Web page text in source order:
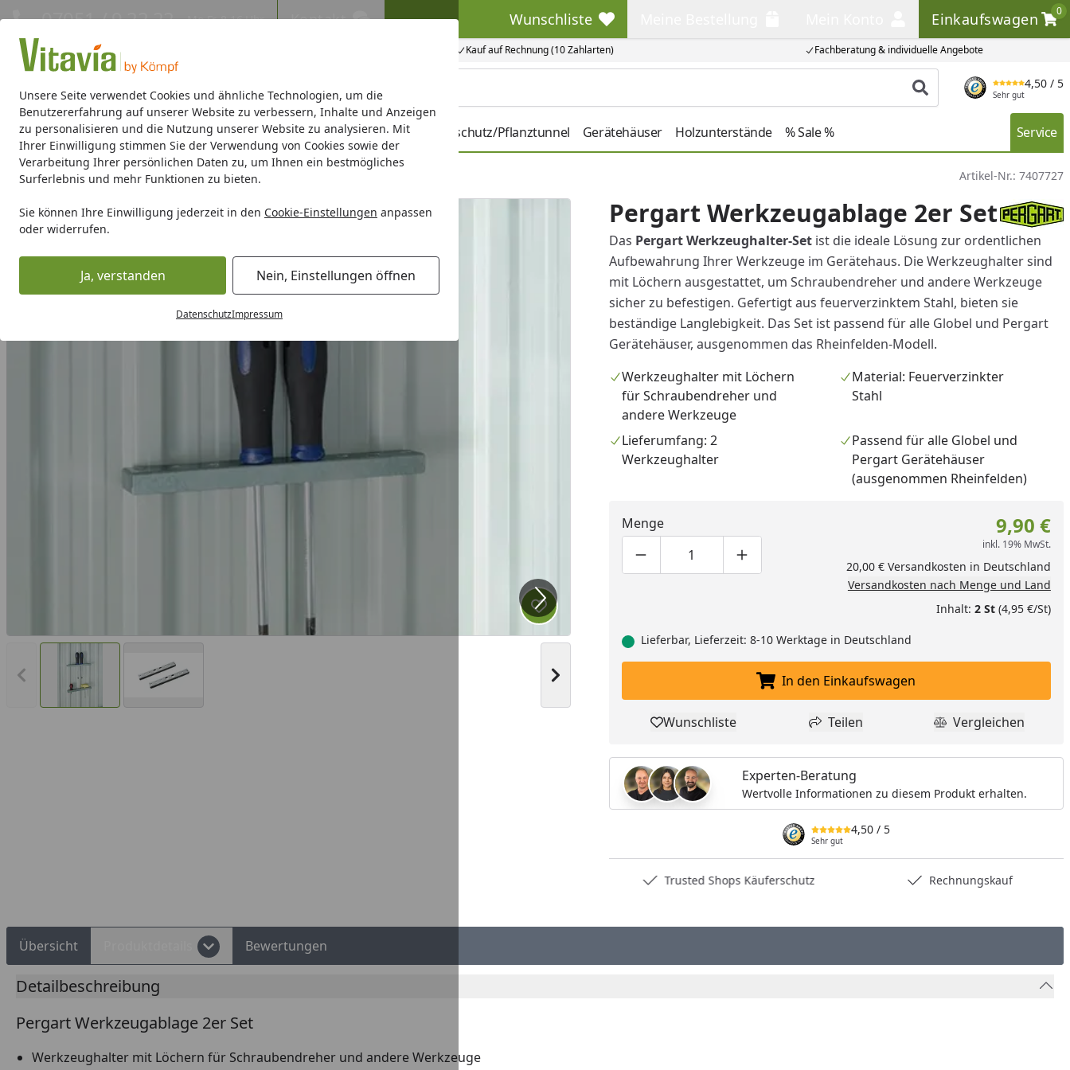
Unsere Seite verwendet Cookies und ähnliche Technologien, um die
Benutzererfahrung auf unserer Website zu verbessern, Inhalte und Anzeigen
zu personalisieren und die Nutzung unserer Website zu analysieren. Mit
Ihrer Einwilligung stimmen Sie der Verwendung von Cookies sowie der
Verarbeitung Ihrer persönlichen Daten zu, um Ihnen ein bestmögliches
Surferlebnis und mehr Funktionen zu bieten.
Sie können Ihre Einwilligung jederzeit in den Cookie-Einstellungen anpassen
oder widerrufen.
Ja, verstanden Nein, Einstellungen öffnen
DatenschutzImpressum
Kauf auf Rechnung (10 Zahlarten) Fachberatung & individuelle Angebote
07051 / 9 22 22 Mo-Fr. 8-16 Uhr Kontakt Wunschliste
Wunschliste Einkaufswagen
0
Einkaufswagen
Produkt suchen
4,50 / 5
Sehr gut
Gewächshäuser Gewächshaus-Zubehör Hochbeete/Frühbeete Pflanzenschutz/Pflanztunnel Gerätehäuser Holzunterstände % Sale % Service
Gerätehäuser Zubehör für Gerätehäuser Artikel-Nr.: 7407727
Vorheriges Bild anzeigen Nächstes Bild anzeigen
Produkt zur Wunschliste hinzufügen
Pergart Werkzeugablage 2er Set
Das Pergart Werkzeughalter-Setist die ideale Lösung zur ordentlichen
Aufbewahrung Ihrer Werkzeuge im Gerätehaus. Die Werkzeughalter sind
mit Löchern ausgestattet, um Schraubendreher und andere Werkzeuge
sicher zu befestigen. Gefertigt aus feuerverzinktem Stahl, bieten sie
beständige Langlebigkeit. Das Set ist passend für alle Globel und Pergart
Gerätehäuser, ausgenommen das Rheinfelden-Modell.
Werkzeughalter mit Löchern
für Schraubendreher und
andere Werkzeuge
Material: Feuerverzinkter
Stahl
Lieferumfang: 2
Werkzeughalter
Passend für alle Globel und
Pergart Gerätehäuser
(ausgenommen Rheinfelden)
Menge
Produktmenge um eins verringern
Produktmenge manuell eingeben
Produktmenge um eins erhöhen
9,90 €
inkl. 19% MwSt.
20,00 € Versandkosten in Deutschland
Versandkosten nach Menge und Land
Inhalt: 2 St(4,95 €/St)
Lieferbar, Lieferzeit: 8-10 Werktage in Deutschland
In den Einkaufswagen legen
In den Einkaufswagen
Produkt zur Wunschliste hinzufügen
Wunschliste Teilen
Teilen Produkt
Vergleichen
Experten-Beratung
Wertvolle Informationen zu diesem Produkt erhalten.
4,50 / 5
Sehr gut
Trusted Shops Käuferschutz Rechnungskauf
Übersicht Bewertungen
Detailbeschreibung
Pergart Werkzeugablage 2er Set
Werkzeughalter mit Löchern für Schraubendreher und andere Werkzeuge